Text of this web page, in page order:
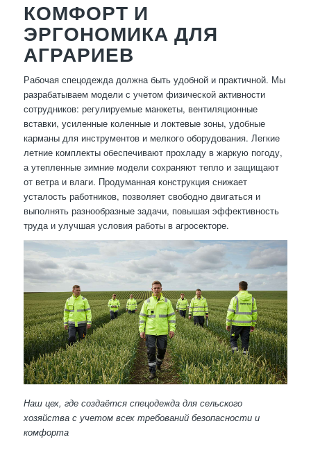
КОМФОРТ И
ЭРГОНОМИКА ДЛЯ
АГРАРИЕВ
Рабочая спецодежда должна быть удобной и практичной. Мы
разрабатываем модели с учетом физической активности
сотрудников: регулируемые манжеты, вентиляционные
вставки, усиленные коленные и локтевые зоны, удобные
карманы для инструментов и мелкого оборудования. Легкие
летние комплекты обеспечивают прохладу в жаркую погоду,
а утепленные зимние модели сохраняют тепло и защищают
от ветра и влаги. Продуманная конструкция снижает
усталость работников, позволяет свободно двигаться и
выполнять разнообразные задачи, повышая эффективность
труда и улучшая условия работы в агросекторе.
Наш цех, где создаётся спецодежда для сельского
хозяйства с учетом всех требований безопасности и
комфорта